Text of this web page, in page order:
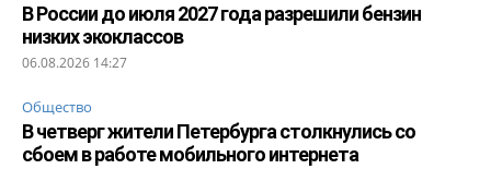
В России до июля 2027 года разрешили бензин
низких экоклассов
06.08.2026 14:27
Общество
В четверг жители Петербурга столкнулись со
сбоем в работе мобильного интернета